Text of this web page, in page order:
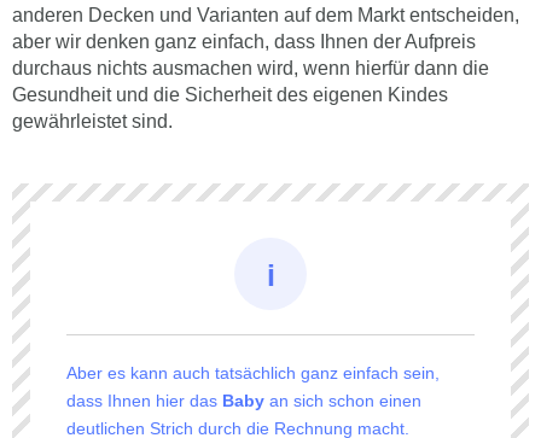
anderen Decken und Varianten auf dem Markt entscheiden,
aber wir denken ganz einfach, dass Ihnen der Aufpreis
durchaus nichts ausmachen wird, wenn hierfür dann die
Gesundheit und die Sicherheit des eigenen Kindes
gewährleistet sind.
Aber es kann auch tatsächlich ganz einfach sein,
dass Ihnen hier das Baby an sich schon einen
deutlichen Strich durch die Rechnung macht.